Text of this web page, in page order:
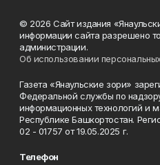
© 2026 Сайт издания
информации сайта разрешено
администрации.
Об использовании
Газета «Янаульские зори»
Федеральной службы по
информационных технологий и
Республике Башкортостан.
02 - 01757 от 19.05.2025 г.
Телефон